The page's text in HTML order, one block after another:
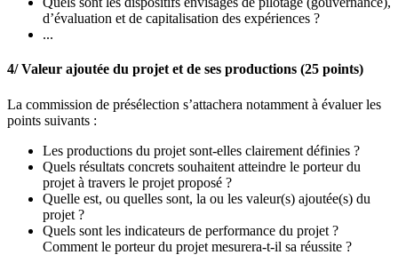
d’évaluation et de capitalisation des expériences ?
...
4/ Valeur ajoutée du projet et de ses productions (25 points)
La commission de présélection s’attachera notamment à évaluer les
points suivants :
Les productions du projet sont-elles clairement définies ?
Quels résultats concrets souhaitent atteindre le porteur du
projet à travers le projet proposé ?
Quelle est, ou quelles sont, la ou les valeur(s) ajoutée(s) du
projet ?
Quels sont les indicateurs de performance du projet ?
Comment le porteur du projet mesurera-t-il sa réussite ?